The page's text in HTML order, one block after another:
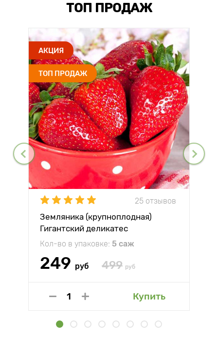
ТОП ПРОДАЖ
АКЦИЯ
ТОП ПРОДАЖ
25 отзывов
Земляника (крупноплодная)
Гигантский деликатес
Кол-во в упаковке: 5 саж
249 руб 499 руб
Купить